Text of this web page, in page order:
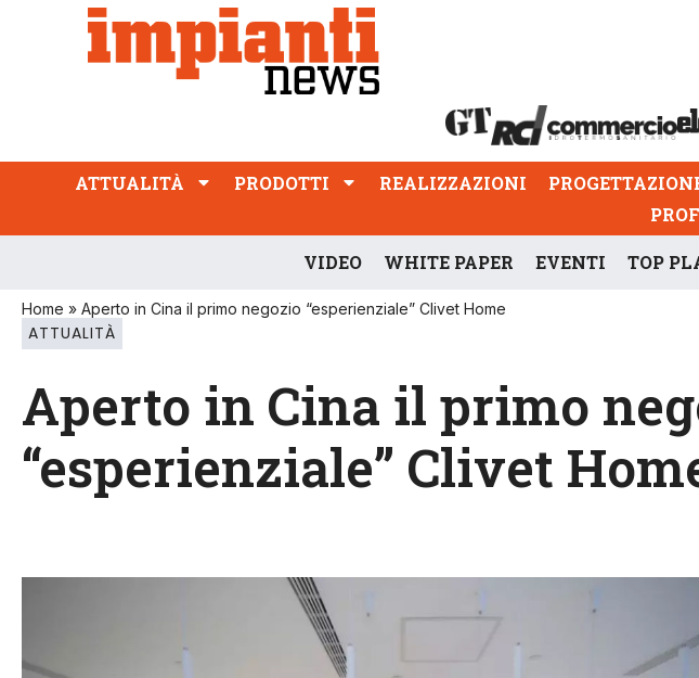
ATTUALITÀ PRODOTTI REALIZZAZIONI
PROFESSIONE
ATTUALITÀ PRODOTTI REALIZZAZIONI
VIDEO WHITE PAPER EVENTI TOP
Home » Aperto in Cina il primo negozio “esperienziale” Clivet Home
ATTUALITÀ
Aperto in Cina il primo
“esperienziale” Clivet